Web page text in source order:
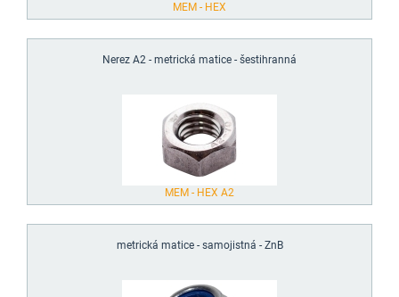
MEM - HEX
Nerez A2 - metrická matice - šestihranná
MEM - HEX A2
metrická matice - samojistná - ZnB